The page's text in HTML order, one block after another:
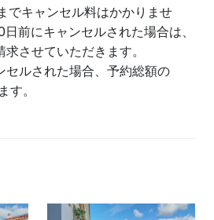
でキャンセル料はかかりませ
前にキャンセルされた場合は、
させていただきます。
セルされた場合、予約総額の
す。